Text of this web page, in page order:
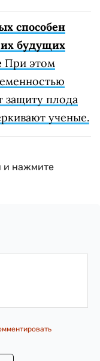
способен
будущих
При этом
защиту плода
ученые.
и нажмите